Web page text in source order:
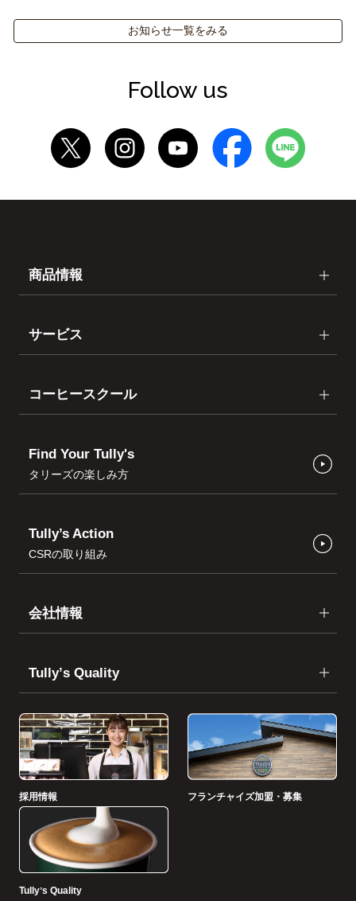
お知らせ一覧をみる
Follow us
商品情報
サービス
コーヒースクール
Find Your Tully's
タリーズの楽しみ方
Tully’s Action
CSRの取り組み
会社情報
Tullyʼs Quality
採用情報 フランチャイズ加盟・募集
Tullyʼs Quality